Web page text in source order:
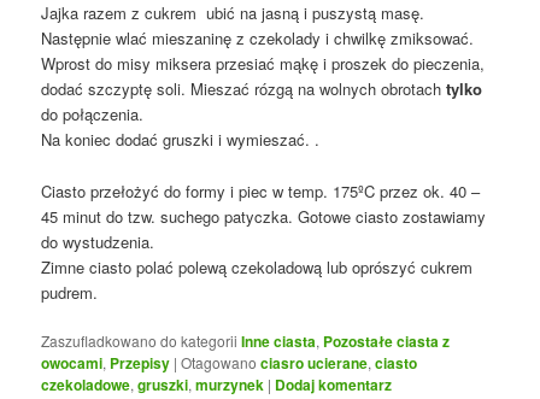
Jajka razem z cukrem ubić na jasną i puszystą masę.
Następnie wlać mieszaninę z czekolady i chwilkę zmiksować.
Wprost do misy miksera przesiać mąkę i proszek do pieczenia,
dodać szczyptę soli. Mieszać rózgą na wolnych obrotachtylko
do połączenia.
Na koniec dodać gruszki i wymieszać. .
Ciasto przełożyć do formy i piec w temp. 175ºC przez ok. 40 –
45 minut do tzw. suchego patyczka. Gotowe ciasto zostawiamy
do wystudzenia.
Zimne ciasto polać polewą czekoladową lub oprószyć cukrem
pudrem.
Zaszufladkowano do kategorii Inne ciasta, Pozostałe ciasta z
owocami, Przepisy |Otagowano ciasro ucierane,ciasto
czekoladowe,gruszki,murzynek | Dodaj komentarz